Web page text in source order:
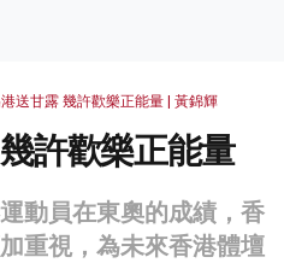
送甘露 幾許歡樂正能量 | 黃錦輝
許歡樂正能量
動員在東奧的成績，香
重視，為未來香港體壇